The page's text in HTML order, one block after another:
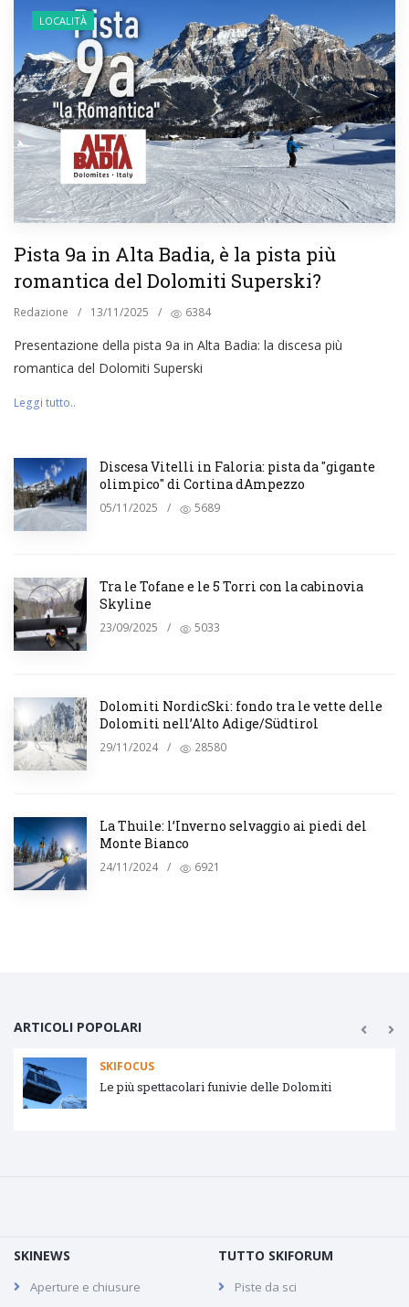
LOCALITÀ
Pista 9a in Alta Badia, è la pista più
romantica del Dolomiti Superski?
Redazione / 13/11/2025 / 6384
Presentazione della pista 9a in Alta Badia: la discesa più
romantica del Dolomiti Superski
Leggi tutto..
Discesa Vitelli in Faloria: pista da "gigante
olimpico" di Cortina dAmpezzo
05/11/2025 / 5689
Tra le Tofane e le 5 Torri con la cabinovia
Skyline
23/09/2025 / 5033
Dolomiti NordicSki: fondo tra le vette delle
Dolomiti nell’Alto Adige/Südtirol
29/11/2024 / 28580
La Thuile: l’Inverno selvaggio ai piedi del
Monte Bianco
24/11/2024 / 6921
ARTICOLI POPOLARI
SKIFOCUS
Le più spettacolari funivie delle Dolomiti
SKINEWS
Aperture e chiusure
TUTTO SKIFORUM
Piste da sci